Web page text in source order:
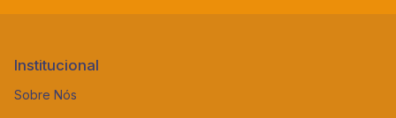
Institucional
Sobre Nós